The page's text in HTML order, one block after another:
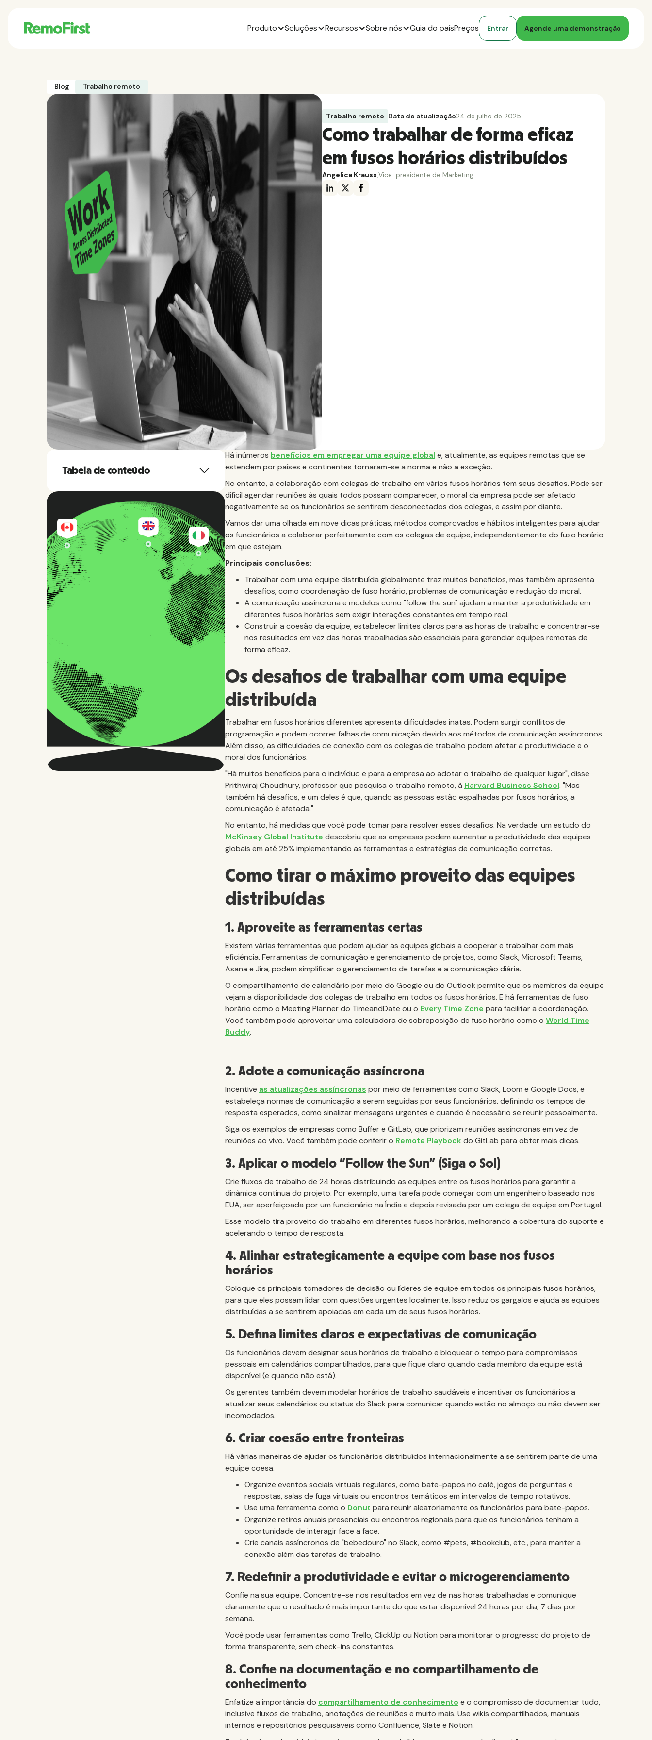
Produto Soluções Recursos Sobre nós Guia do paísPreços Entrar Agende uma demonstração
Blog Trabalho remoto
Trabalho remoto Data de atualização24 de julho de 2025
Como trabalhar de forma eficaz
em fusos horários distribuídos
Angelica Krauss,Vice-presidente de Marketing
Tabela de conteúdo
Há inúmeros benefícios em empregar uma equipe global e, atualmente, as equipes remotas que se
estendem por países e continentes tornaram-se a norma e não a exceção.
No entanto, a colaboração com colegas de trabalho em vários fusos horários tem seus desafios. Pode ser
difícil agendar reuniões às quais todos possam comparecer, o moral da empresa pode ser afetado
negativamente se os funcionários se sentirem desconectados dos colegas, e assim por diante.
Vamos dar uma olhada em nove dicas práticas, métodos comprovados e hábitos inteligentes para ajudar
os funcionários a colaborar perfeitamente com os colegas de equipe, independentemente do fuso horário
em que estejam.
Principais conclusões:
Trabalhar com uma equipe distribuída globalmente traz muitos benefícios, mas também apresenta
desafios, como coordenação de fuso horário, problemas de comunicação e redução do moral.
A comunicação assíncrona e modelos como "follow the sun" ajudam a manter a produtividade em
diferentes fusos horários sem exigir interações constantes em tempo real.
Construir a coesão da equipe, estabelecer limites claros para as horas de trabalho e concentrar-se
nos resultados em vez das horas trabalhadas são essenciais para gerenciar equipes remotas de
forma eficaz.
Os desafios de trabalhar com uma equipe
distribuída
Trabalhar em fusos horários diferentes apresenta dificuldades inatas. Podem surgir conflitos de
programação e podem ocorrer falhas de comunicação devido aos métodos de comunicação assíncronos.
Além disso, as dificuldades de conexão com os colegas de trabalho podem afetar a produtividade e o
moral dos funcionários.
"Há muitos benefícios para o indivíduo e para a empresa ao adotar o trabalho de qualquer lugar", disse
Prithwiraj Choudhury, professor que pesquisa o trabalho remoto, à Harvard Business School. "Mas
também há desafios, e um deles é que, quando as pessoas estão espalhadas por fusos horários, a
comunicação é afetada."
No entanto, há medidas que você pode tomar para resolver esses desafios. Na verdade, um estudo do
McKinsey Global Institute descobriu que as empresas podem aumentar a produtividade das equipes
globais em até 25% implementando as ferramentas e estratégias de comunicação corretas.
Como tirar o máximo proveito das equipes
distribuídas
1. Aproveite as ferramentas certas
Existem várias ferramentas que podem ajudar as equipes globais a cooperar e trabalhar com mais
eficiência. Ferramentas de comunicação e gerenciamento de projetos, como Slack, Microsoft Teams,
Asana e Jira, podem simplificar o gerenciamento de tarefas e a comunicação diária.
O compartilhamento de calendário por meio do Google ou do Outlook permite que os membros da equipe
vejam a disponibilidade dos colegas de trabalho em todos os fusos horários. E há ferramentas de fuso
horário como o Meeting Planner do TimeandDate ou o Every Time Zone para facilitar a coordenação.
Você também pode aproveitar uma calculadora de sobreposição de fuso horário como o World Time
Buddy.
2. Adote a comunicação assíncrona
Incentive as atualizações assíncronas por meio de ferramentas como Slack, Loom e Google Docs, e
estabeleça normas de comunicação a serem seguidas por seus funcionários, definindo os tempos de
resposta esperados, como sinalizar mensagens urgentes e quando é necessário se reunir pessoalmente.
Siga os exemplos de empresas como Buffer e GitLab, que priorizam reuniões assíncronas em vez de
reuniões ao vivo. Você também pode conferir o Remote Playbook do GitLab para obter mais dicas.
3. Aplicar o modelo "Follow the Sun" (Siga o Sol)
Crie fluxos de trabalho de 24 horas distribuindo as equipes entre os fusos horários para garantir a
dinâmica contínua do projeto. Por exemplo, uma tarefa pode começar com um engenheiro baseado nos
EUA, ser aperfeiçoada por um funcionário na Índia e depois revisada por um colega de equipe em Portugal.
Esse modelo tira proveito do trabalho em diferentes fusos horários, melhorando a cobertura do suporte e
acelerando o tempo de resposta.
4. Alinhar estrategicamente a equipe com base nos fusos
horários
Coloque os principais tomadores de decisão ou líderes de equipe em todos os principais fusos horários,
para que eles possam lidar com questões urgentes localmente. Isso reduz os gargalos e ajuda as equipes
distribuídas a se sentirem apoiadas em cada um de seus fusos horários.
5. Defina limites claros e expectativas de comunicação
Os funcionários devem designar seus horários de trabalho e bloquear o tempo para compromissos
pessoais em calendários compartilhados, para que fique claro quando cada membro da equipe está
disponível (e quando não está).
Os gerentes também devem modelar horários de trabalho saudáveis e incentivar os funcionários a
atualizar seus calendários ou status do Slack para comunicar quando estão no almoço ou não devem ser
incomodados.
6. Criar coesão entre fronteiras
Há várias maneiras de ajudar os funcionários distribuídos internacionalmente a se sentirem parte de uma
equipe coesa.
Organize eventos sociais virtuais regulares, como bate-papos no café, jogos de perguntas e
respostas, salas de fuga virtuais ou encontros temáticos em intervalos de tempo rotativos.
Use uma ferramenta como o Donut para reunir aleatoriamente os funcionários para bate-papos.
Organize retiros anuais presenciais ou encontros regionais para que os funcionários tenham a
oportunidade de interagir face a face.
Crie canais assíncronos de "bebedouro" no Slack, como #pets, #bookclub, etc., para manter a
conexão além das tarefas de trabalho.
7. Redefinir a produtividade e evitar o microgerenciamento
Confie na sua equipe. Concentre-se nos resultados em vez de nas horas trabalhadas e comunique
claramente que o resultado é mais importante do que estar disponível 24 horas por dia, 7 dias por
semana.
Você pode usar ferramentas como Trello, ClickUp ou Notion para monitorar o progresso do projeto de
forma transparente, sem check-ins constantes.
8. Confie na documentação e no compartilhamento de
conhecimento
Enfatize a importância do compartilhamento de conhecimento e o compromisso de documentar tudo,
inclusive fluxos de trabalho, anotações de reuniões e muito mais. Use wikis compartilhados, manuais
internos e repositórios pesquisáveis como Confluence, Slate e Notion.